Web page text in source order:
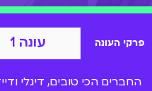
פרקי העונה עונה 1
החברים הכי טובים, דיגלי